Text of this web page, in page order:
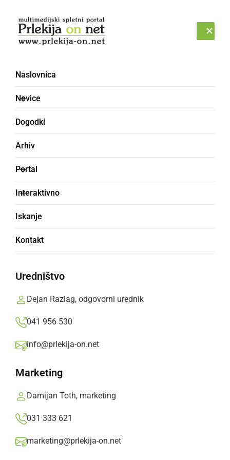
Naslovnica
Novice
Dogodki
Arhiv
Portal
Interaktivno
Iskanje
Kontakt
Uredništvo
Dejan Razlag, odgovorni urednik
041 956 530
info@prlekija-on.net
Marketing
Damijan Toth, marketing
031 333 621
marketing@prlekija-on.net
OO SDS Ljutomer
ČRNA KRONIKA
V OO SDS Ljutomer ostro obsojajo
provokacije ob pojavu žaljivih nalepk
četrtek, 2. september 2021 ob 08:08
OO«
torek, 30. junij 2020 ob 19:09